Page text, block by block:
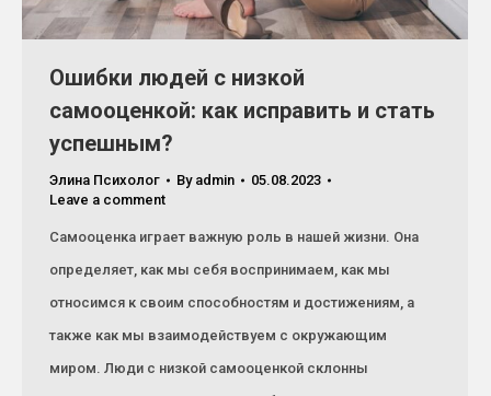
Ошибки людей с низкой
самооценкой: как исправить и стать
успешным?
Элина Психолог By admin
05.08.2023
Leave a comment
Самооценка играет важную роль в нашей жизни. Она
определяет, как мы себя воспринимаем, как мы
относимся к своим способностям и достижениям, а
также как мы взаимодействуем с окружающим
миром. Люди с низкой самооценкой склонны